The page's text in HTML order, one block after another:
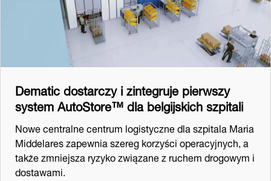
Dematic dostarczy i zintegruje pierwszy
system AutoStore™ dla belgijskich szpitali
Nowe centralne centrum logistyczne dla szpitala Maria
Middelares zapewnia szereg korzyści operacyjnych, a
także zmniejsza ryzyko związane z ruchem drogowym i
dostawami.